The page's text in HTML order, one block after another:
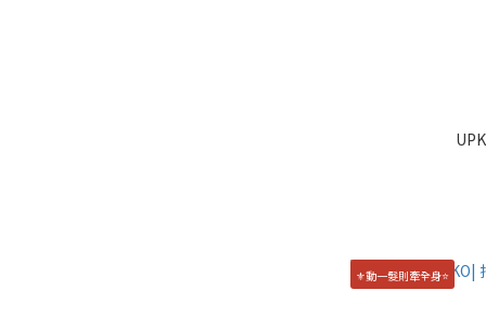
⚜️動一髮則牽全身⭐️